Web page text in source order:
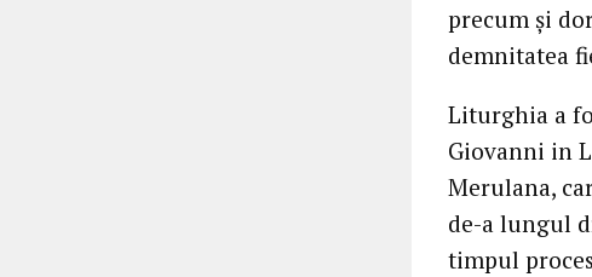
precum şi
demnitatea
Liturghia a
Giovanni in
Merulana,
de-a lungul
timpul